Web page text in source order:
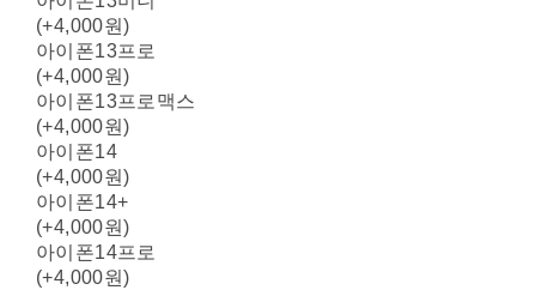
(+4,000원)
아이폰13프로
(+4,000원)
아이폰13프로맥스
(+4,000원)
아이폰14
(+4,000원)
아이폰14+
(+4,000원)
아이폰14프로
(+4,000원)